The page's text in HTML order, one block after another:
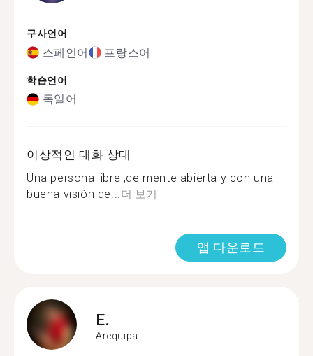
구사언어
스페인어 프랑스어
학습언어
독일어
이상적인 대화 상대
Una persona libre ,de mente abierta y con una
buena visión de...더 보기
앱 다운로드
E.
Arequipa